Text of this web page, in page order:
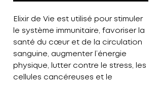
Elixir de Vie est utilisé pour stimuler
le système immunitaire, favoriser la
santé du cœur et de la circulation
sanguine, augmenter l’énergie
physique, lutter contre le stress, les
cellules cancéreuses et le